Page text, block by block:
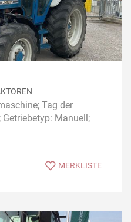
Tag der
Manuell;
MERKLISTE